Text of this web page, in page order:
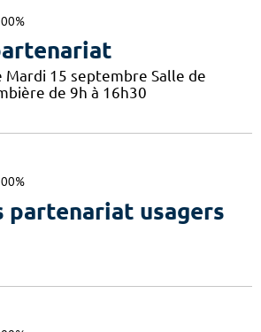
15 septembre Salle de
de 9h à 16h30
usagers